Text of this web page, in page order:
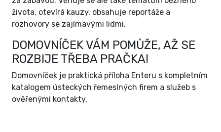
života, otevírá kauzy, obsahuje reportáže a
rozhovory se zajímavými lidmi.
DOMOVNÍČEK VÁM POMŮŽE, AŽ SE
ROZBIJE TŘEBA PRAČKA!
Domovníček je praktická příloha Enteru s kompletním
katalogem ústeckých řemeslných firem a služeb s
ověřenými kontakty.